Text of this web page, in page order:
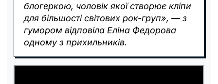
блогеркою, чоловік якої створює кліпи
для більшості світових рок-груп», — з
гумором відповіла Еліна Федорова
одному з прихильників.